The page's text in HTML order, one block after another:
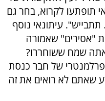
תופתעו לקרוא, בחר גם
עיתונאי נוסף
"אסירים" שאמורה
שמח ששוחררו?
פרלמנטרי של חבר כנסת
שאתם לא רואים את זה